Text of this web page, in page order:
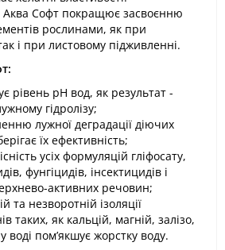
Аква Софт покращює засвоєнню
рослинами, як при
і при листовому підживленні.
рівень pH вод, як результат -
гідролізу;
лужної деградації діючих
їх ефективність;
усіх формуляцій гліфосату,
фунгіцидів, інсектицидів і
активних речовин;
та незворотній ізоляції
таких, як кальцій, магній, залізо,
воді пом’якшує жорстку воду.